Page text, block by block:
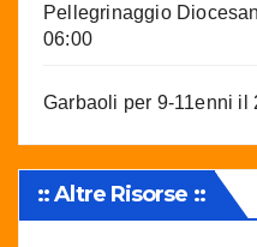
Pellegrinaggio
06:00
Garbaoli per 9-11enni il
:: Altre Risorse ::